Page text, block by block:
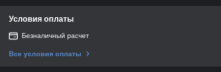
Условия оплаты
Безналичный расчет
Все условия оплаты